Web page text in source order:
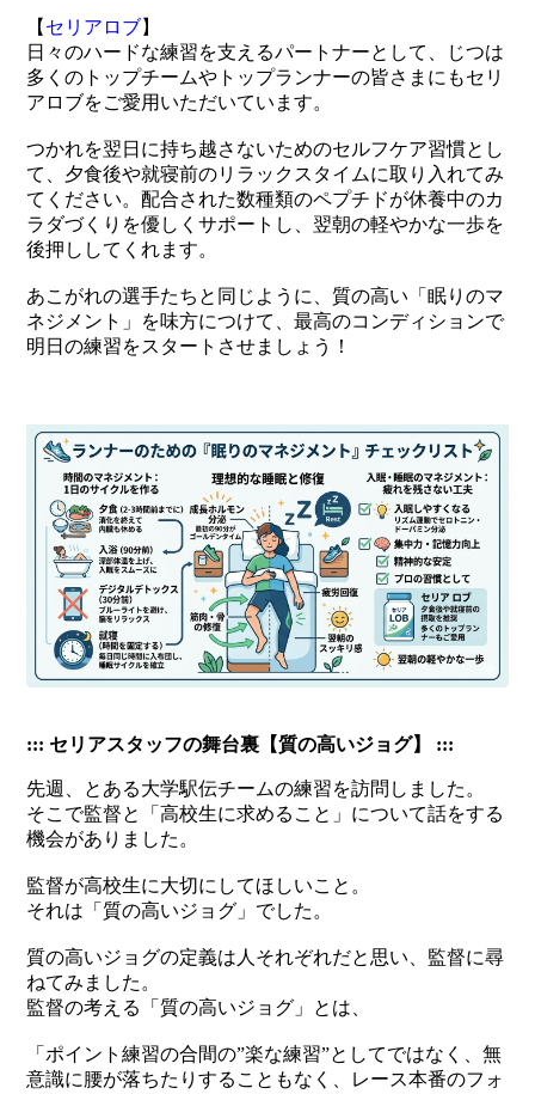
【 セリアロブ】
日々のハードな練習を支えるパートナーとして、じつは
多くのトップチームやトップランナーの皆さまにもセリ
アロブをご愛用いただいています。
つかれを翌日に持ち越さないためのセルフケア習慣とし
て、夕食後や就寝前のリラックスタイムに取り入れてみ
てください。配合された数種類のペプチドが休養中のカ
ラダづくりを優しくサポートし、翌朝の軽やかな一歩を
後押ししてくれます。
あこがれの選手たちと同じように、質の高い「眠りのマ
ネジメント」を味方につけて、最高のコンディションで
明日の練習をスタートさせましょう！
::: セリアスタッフの舞台裏【質の高いジョグ】 :::
先週、とある大学駅伝チームの練習を訪問しました。
そこで監督と「高校生に求めること」について話をする
機会がありました。
監督が高校生に大切にしてほしいこと。
それは「質の高いジョグ」でした。
質の高いジョグの定義は人それぞれだと思い、監督に尋
ねてみました。
監督の考える「質の高いジョグ」とは、
「ポイント練習の合間の”楽な練習”としてではなく、無
意識に腰が落ちたりすることもなく、レース本番のフォ